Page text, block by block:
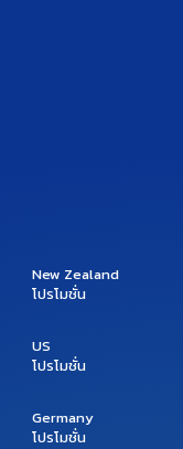
New Zealand
โปรโมชั่น
US
โปรโมชั่น
Germany
โปรโมชั่น